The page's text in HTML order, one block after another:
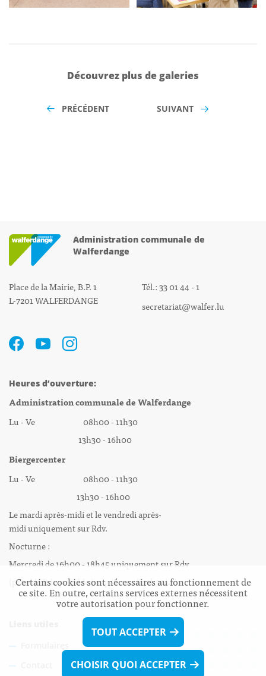
Découvrez plus de galeries
PRÉCÉDENT SUIVANT
Administration communale de
Walferdange
Place de la Mairie, B.P. 1
L-7201 WALFERDANGE
Tél.: 33 01 44 - 1
secretariat@walfer.lu
Heures d’ouverture:
Administration communale de Walferdange
Lu - Ve 08h00 - 11h30
13h30 - 16h00
Biergercenter
Lu - Ve 08h00 - 11h30
13h30 - 16h00
Le mardi après-midi et le vendredi après-
midi uniquement sur Rdv.
Nocturne :
Mercredi de 16h00 - 18h45 uniquement sur Rdv
(prise de Rdv possible jusqu'à mardi 11h30).
Certains cookies sont nécessaires au fonctionnement de
ce site. En outre, certains services externes nécessitent
votre autorisation pour fonctionner.
TOUT ACCEPTER
CHOISIR QUOI ACCEPTER